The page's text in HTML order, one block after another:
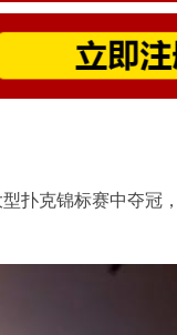
扑克锦标赛中夺冠